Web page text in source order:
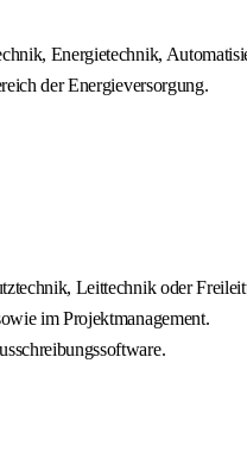
Energietechnik,
der Energieversorgung.
Leittechnik oder
im Projektmanagement.